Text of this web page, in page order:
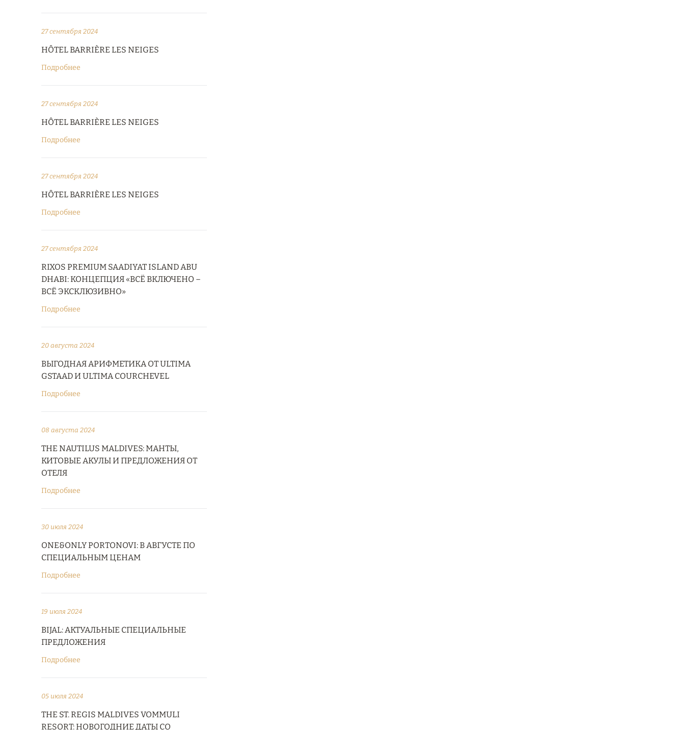
27 сентября 2024
HÔTEL BARRIÈRE LES NEIGES
Подробнее
27 сентября 2024
HÔTEL BARRIÈRE LES NEIGES
Подробнее
27 сентября 2024
HÔTEL BARRIÈRE LES NEIGES
Подробнее
27 сентября 2024
RIXOS PREMIUM SAADIYAT ISLAND ABU
DHABI: КОНЦЕПЦИЯ «ВСЁ ВКЛЮЧЕНО –
ВСЁ ЭКСКЛЮЗИВНО»
Подробнее
20 августа 2024
ВЫГОДНАЯ АРИФМЕТИКА ОТ ULTIMA
GSTAAD И ULTIMA COURCHEVEL
Подробнее
08 августа 2024
THE NAUTILUS MALDIVES: МАНТЫ,
КИТОВЫЕ АКУЛЫ И ПРЕДЛОЖЕНИЯ ОТ
ОТЕЛЯ
Подробнее
30 июля 2024
ONE&ONLY PORTONOVI: В АВГУСТЕ ПО
СПЕЦИАЛЬНЫМ ЦЕНАМ
Подробнее
19 июля 2024
BIJAL: АКТУАЛЬНЫЕ СПЕЦИАЛЬНЫЕ
ПРЕДЛОЖЕНИЯ
Подробнее
05 июля 2024
THE ST. REGIS MALDIVES VOMMULI
RESORT: НОВОГОДНИЕ ДАТЫ СО